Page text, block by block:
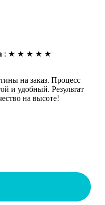
: ★ ★ ★ ★ ★
на заказ. Процесс
и удобный. Результат
на высоте!